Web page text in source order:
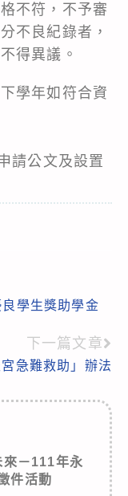
不符，不予審
不良紀錄者，
得異議。
學年如符合資
請公文及設置
學生獎助學金
下一篇文章
急難救助」辦法
來－111年永
件活動